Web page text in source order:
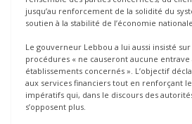
jusqu’au renforcement de la solidité du
soutien à la stabilité de l’économie
Le gouverneur Lebbou a lui aussi insisté
procédures « ne causeront aucune entrave
établissements concernés ». L’objectif
aux services financiers tout en renforçant
impératifs qui, dans le discours des
s’opposent plus.